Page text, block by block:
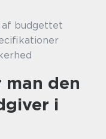
af budgettet
den
i